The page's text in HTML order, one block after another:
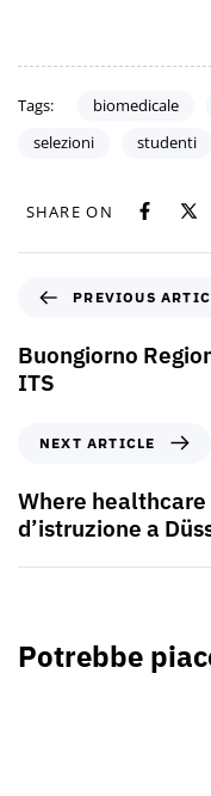
Tags: biomedicale
selezioni
studenti
SHARE ON
PREVIOUS
Buongiorno
ITS
NEXT ARTICLE
Where healthcare
d’istruzione a
Potrebbe